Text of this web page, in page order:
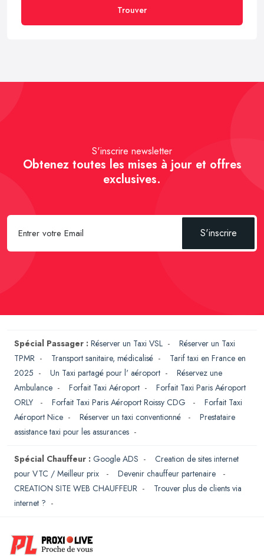
Trouver
S'inscrire newsletter
Obtenez toutes les mises à jour et offres
exclusives.
S'inscrire
Spécial Passager : Réserver un Taxi VSL - Réserver un Taxi
TPMR - Transport sanitaire, médicalisé - Tarif taxi en France en
2025 - Un Taxi partagé pour l' aéroport - Réservez une
Ambulance - Forfait Taxi Aéroport - Forfait Taxi Paris Aéroport
ORLY
- Forfait Taxi Paris Aéroport Roissy CDG - Forfait Taxi
Aéroport Nice - Réserver un taxi conventionné - Prestataire
assistance taxi pour les assurances -
Spécial Chauffeur : Google ADS - Creation de sites internet
pour VTC / Meilleur prix
- Devenir chauffeur partenaire
-
CREATION SITE WEB CHAUFFEUR - Trouver plus de clients via
internet ? -